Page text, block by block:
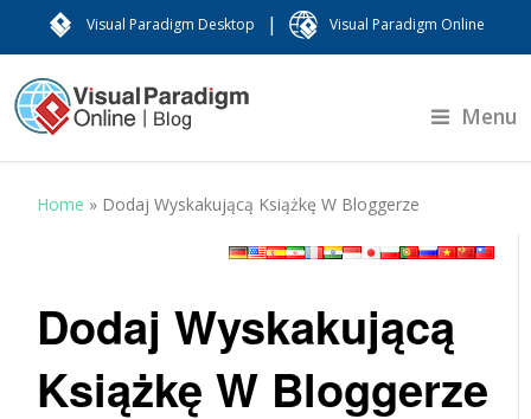
Visual Paradigm Desktop | Visual Paradigm Online
Menu
Home » Dodaj Wyskakującą Książkę W Bloggerze
Dodaj Wyskakującą
Książkę W Bloggerze